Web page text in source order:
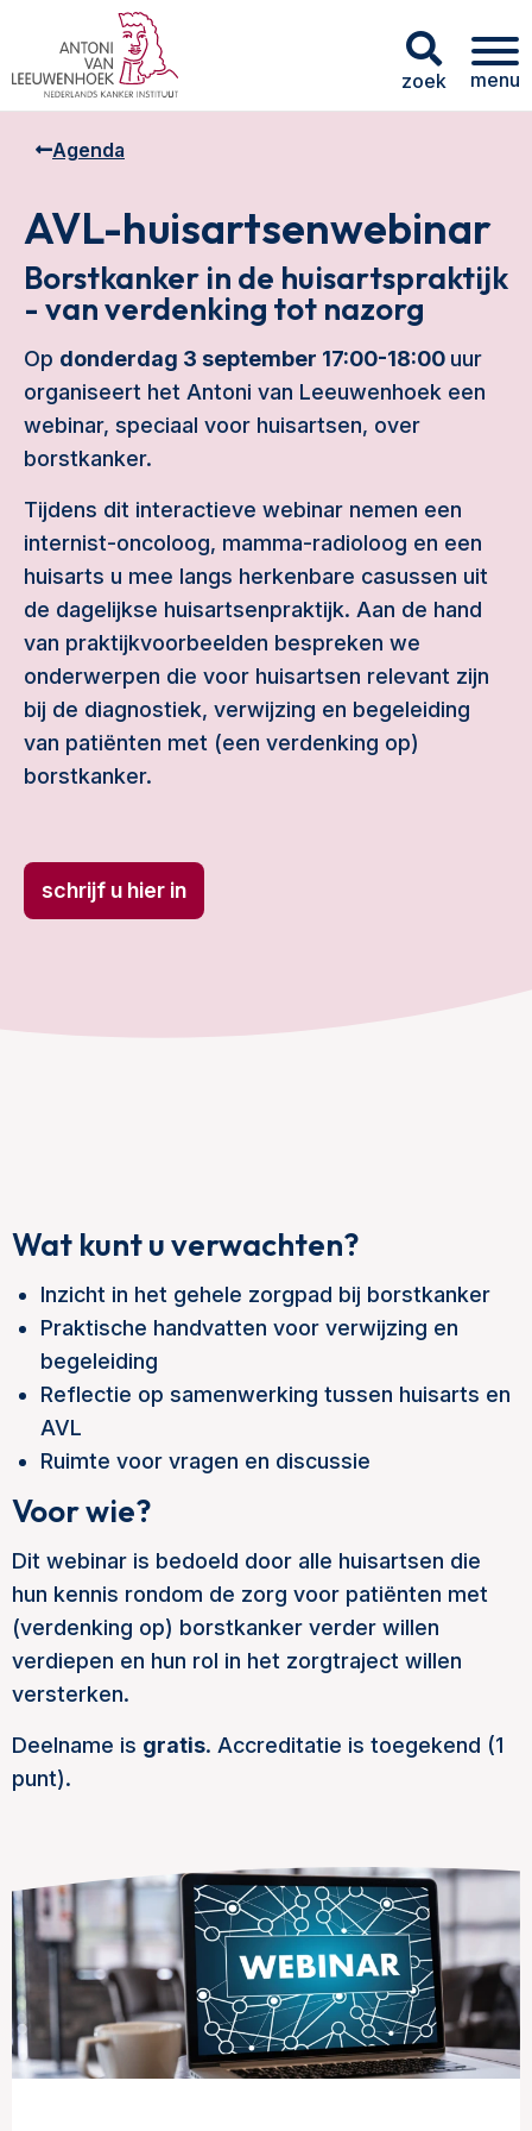
zoek menu
AVL-huisartsenwebinar
Borstkanker in de huisartspraktijk
- van verdenking tot nazorg
Op donderdag 3 september 17:00-18:00 uur
organiseert het Antoni van Leeuwenhoek een
webinar, speciaal voor huisartsen, over
borstkanker.
Tijdens dit interactieve webinar nemen een
internist-oncoloog, mamma-radioloog en een
huisarts u mee langs herkenbare casussen uit
de dagelijkse huisartsenpraktijk. Aan de hand
van praktijkvoorbeelden bespreken we
onderwerpen die voor huisartsen relevant zijn
bij de diagnostiek, verwijzing en begeleiding
van patiënten met (een verdenking op)
borstkanker.
schrijf u hier in
Agenda
Wat kunt u verwachten?
Inzicht in het gehele zorgpad bij borstkanker
Praktische handvatten voor verwijzing en
begeleiding
Reflectie op samenwerking tussen huisarts en
AVL
Ruimte voor vragen en discussie
Voor wie?
Dit webinar is bedoeld door alle huisartsen die
hun kennis rondom de zorg voor patiënten met
(verdenking op) borstkanker verder willen
verdiepen en hun rol in het zorgtraject willen
versterken.
Deelname is gratis. Accreditatie is toegekend (1
punt).